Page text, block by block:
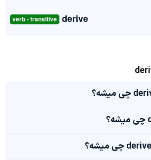
verb - transitive derive